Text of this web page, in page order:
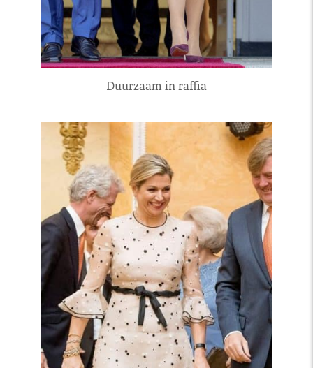
Duurzaam in raffia